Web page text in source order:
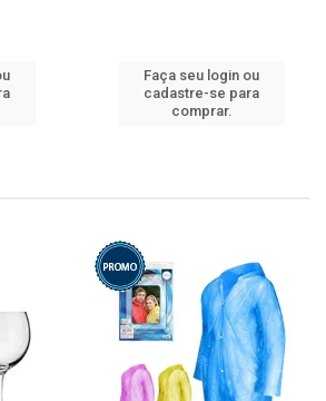
Faça seu login ou
cadastre-se para
comprar.